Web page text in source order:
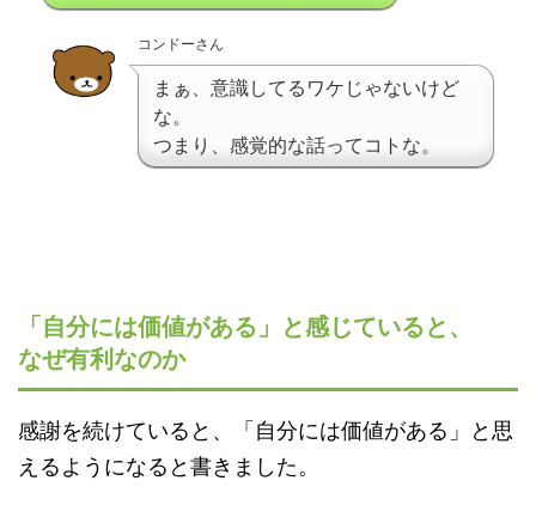
コンドーさん
まぁ、意識してるワケじゃないけど
な。
つまり、感覚的な話ってコトな。
「自分には価値がある」と感じていると、
なぜ有利なのか
感謝を続けていると、「自分には価値がある」と思
えるようになると書きました。